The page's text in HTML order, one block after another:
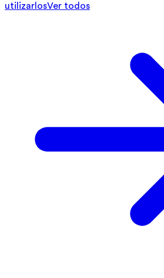
utilizarlosVer todos